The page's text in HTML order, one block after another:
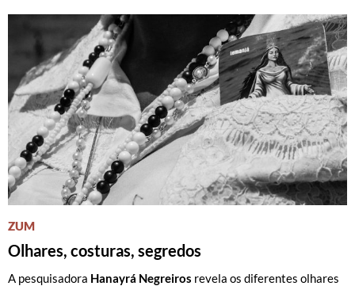
ZUM
Olhares, costuras, segredos
A pesquisadora Hanayrá Negreiros revela os diferentes olhares